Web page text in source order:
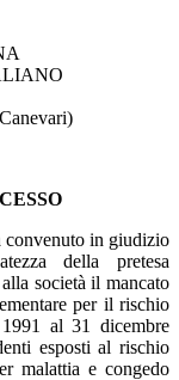
convenuto in giudizio
della pretesa
società il mancato
per il rischio
al 31 dicembre
esposti al rischio
malattia e congedo